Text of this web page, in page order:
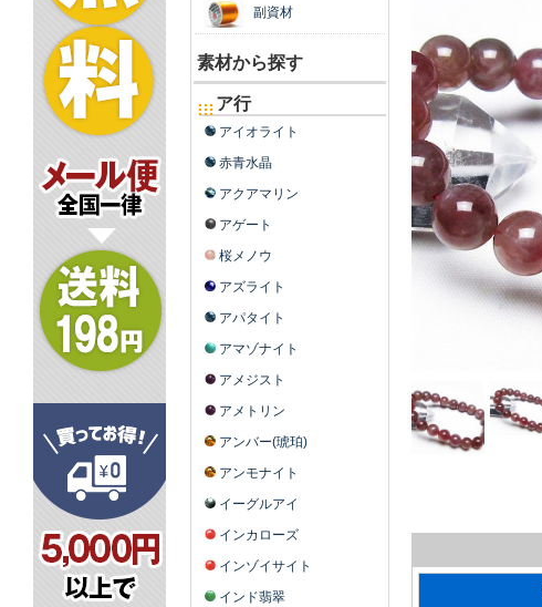
副資材
素材から探す
ア行
アイオライト
赤青水晶
アクアマリン
アゲート
桜メノウ
アズライト
アパタイト
アマゾナイト
アメジスト
アメトリン
アンバー(琥珀)
アンモナイト
イーグルアイ
インカローズ
インゾイサイト
インド翡翠